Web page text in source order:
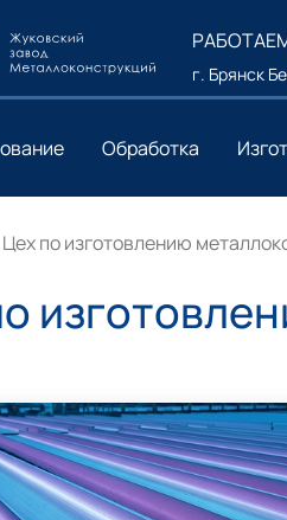
г. Брянск
Обработка
Цех по изготовлению